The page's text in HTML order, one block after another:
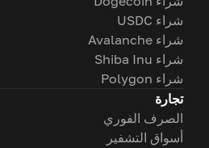
شراء USDC
شراء Avalanche
شراء Shiba Inu
شراء Polygon
تجارة
الصرف الفوري
أسواق التشفير